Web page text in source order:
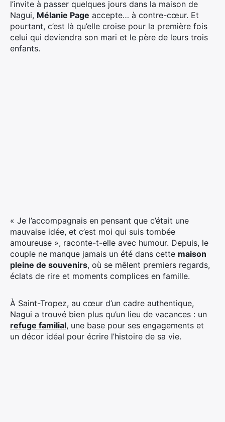
l’invite à passer quelques jours dans la maison de
Nagui, Mélanie Page accepte… à contre-cœur. Et
pourtant, c’est là qu’elle croise pour la première fois
celui qui deviendra son mari et le père de leurs trois
enfants.
« Je l’accompagnais en pensant que c’était une
mauvaise idée, et c’est moi qui suis tombée
amoureuse », raconte-t-elle avec humour. Depuis, le
couple ne manque jamais un été dans cette maison
pleine de souvenirs, où se mêlent premiers regards,
éclats de rire et moments complices en famille.
À Saint-Tropez, au cœur d’un cadre authentique,
Nagui a trouvé bien plus qu’un lieu de vacances : un
refuge familial, une base pour ses engagements et
un décor idéal pour écrire l’histoire de sa vie.